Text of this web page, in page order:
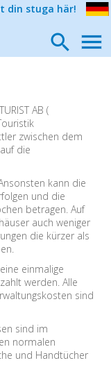
din stuga här!
AB (
zwischen dem
die
kann die
und die
betragen. Auf
auch weniger
die kürzer als
einmalige
werden. Alle
sind
sind im
normalen
und Handtücher